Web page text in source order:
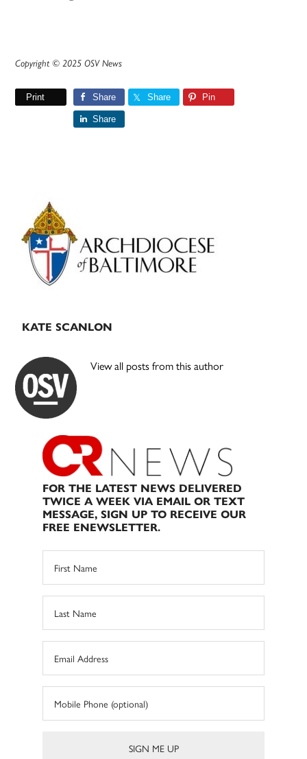
Copyright © 2025 OSV News
Print Share Share Pin
Share
Primary
Sidebar
KATE SCANLON
View all posts from this author
FOR THE LATEST NEWS DELIVERED
TWICE A WEEK VIA EMAIL OR TEXT
MESSAGE, SIGN UP TO RECEIVE OUR
FREE ENEWSLETTER.